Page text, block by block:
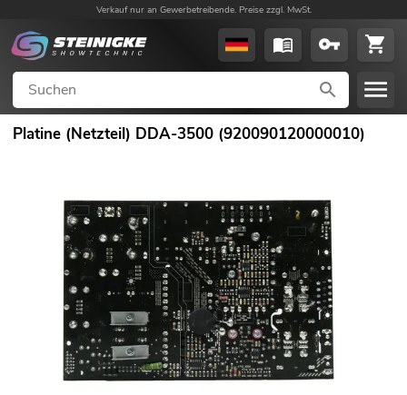
Verkauf nur an Gewerbetreibende. Preise zzgl. MwSt.
Platine (Netzteil) DDA-3500 (920090120000010)